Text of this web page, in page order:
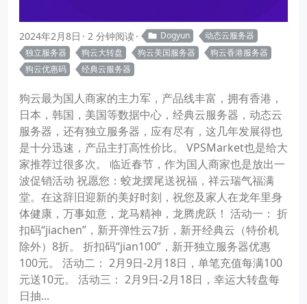
2024年2月8日 2 分钟阅读 Dogyun
动态云服务器
独立服务器
狗云大转盘 狗云美国服务器
狗云香港服务器
狗云优惠码
经典云服务器
狗云最为国人商家的主力军，产品线丰富，拥有香港，
日本，韩国，美国等数据中心，经典云服务器，动态云
服务器，还有独立服务器，应有尽有，这几年发展得也
是十分迅速，产品主打高性价比。 VPSMarket也是给大
家推荐过很多次。 临近春节，作为国人商家也是放出一
波促销活动 祝愿您：蛟龙摆尾送祝福，祥云瑞气福满
堂。在这辞旧迎新的美好时刻，祝您及家人在龙年里身
体健康，万事如意，龙马精神，龙腾虎跃！ 活动一： 折
扣码“jiachen”，新开弹性云7折，新开经典云（特价机
除外）8折。 折扣码“jian100”，新开独立服务器优惠
100元。 活动二： 2月9日-2月18日，单笔充值每满100
元送10元。 活动三： 2月9日-2月18日，幸运大转盘每
日抽...